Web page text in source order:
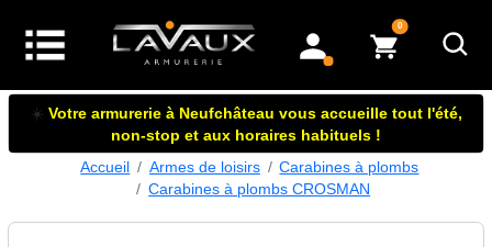
mon compte
0articles dans le panier
☀️ Votre armurerie à Neufchâteau vous accueille tout l'été,
non-stop et aux horaires habituels !
Accueil
Armes de loisirs
Carabines à plombs
Carabines à plombs CROSMAN